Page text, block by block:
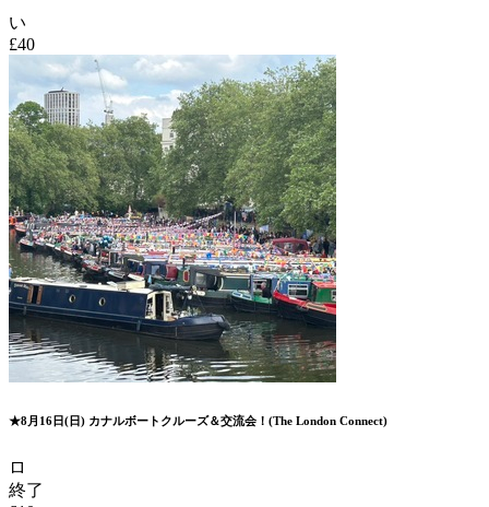
い
£40
★8月16日(日) カナルボートクルーズ＆交流会！(The London Connect)
ロ
終了